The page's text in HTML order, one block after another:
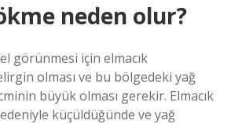
neden olur?
görünmesi için elmacık
olması ve bu bölgedeki yağ
büyük olması gerekir. Elmacık
küçüldüğünde ve yağ